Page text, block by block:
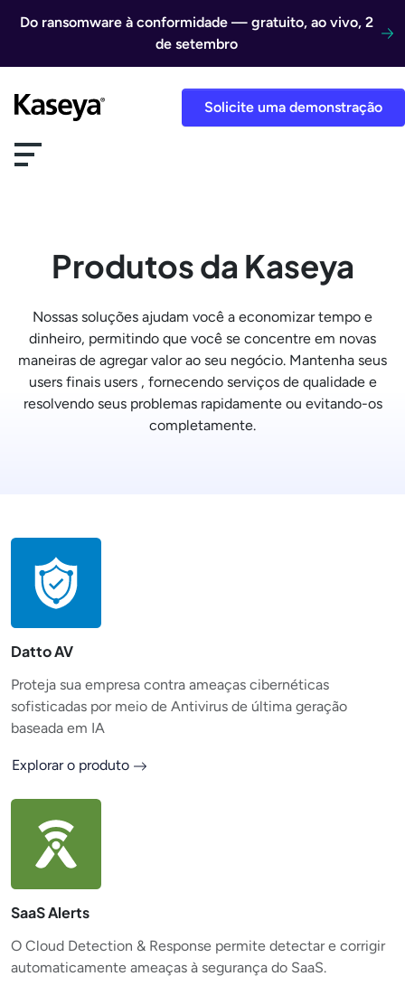
Do ransomware à conformidade — gratuito, ao vivo, 2
de setembro
Solicite uma demonstração
Produtos da Kaseya
Nossas soluções ajudam você a economizar tempo e
dinheiro, permitindo que você se concentre em novas
maneiras de agregar valor ao seu negócio. Mantenha seus
users finais users , fornecendo serviços de qualidade e
resolvendo seus problemas rapidamente ou evitando-os
completamente.
Datto AV
Proteja sua empresa contra ameaças cibernéticas
sofisticadas por meio de Antivirus de última geração
baseada em IA
Explorar o produto
SaaS Alerts
O Cloud Detection & Response permite detectar e corrigir
automaticamente ameaças à segurança do SaaS.